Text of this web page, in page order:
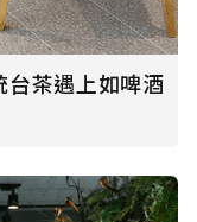
台茶遇上如啤酒